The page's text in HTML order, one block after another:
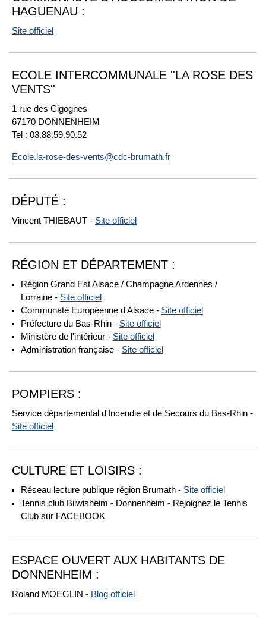
HAGUENAU :
Site officiel
ECOLE INTERCOMMUNALE ''LA ROSE DES
VENTS''
1 rue des Cigognes
67170 DONNENHEIM
Tel : 03.88.59.90.52
Ecole.la-rose-des-vents@cdc-brumath.fr
DÉPUTÉ :
Vincent THIEBAUT - Site officiel
RÉGION ET DÉPARTEMENT :
Région Grand Est Alsace / Champagne Ardennes /
Lorraine - Site officiel
Communaté Européenne d'Alsace - Site officiel
Préfecture du Bas-Rhin - Site officiel
Ministère de l'intérieur - Site officiel
Administration française - Site officiel
POMPIERS :
Service départemental d'Incendie et de Secours du Bas-Rhin -
Site officiel
CULTURE ET LOISIRS :
Réseau lecture publique région Brumath - Site officiel
Tennis club Bilwisheim - Donnenheim - Rejoignez le Tennis
Club sur FACEBOOK
ESPACE OUVERT AUX HABITANTS DE
DONNENHEIM :
Roland MOEGLIN - Blog officiel